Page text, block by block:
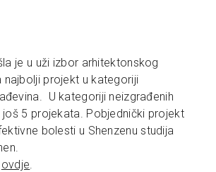
je u uži izbor arhitektonskog
najbolji projekt u kategoriji
U kategoriji neizgrađenih
5 projekata. Pobjednički projekt
bolesti u Shenzenu studija
ovdje